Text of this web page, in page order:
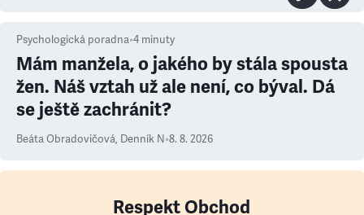
Psychologická poradna•4 minuty
Mám manžela, o jakého by stála spousta
žen. Náš vztah už ale není, co býval. Dá
se ještě zachránit?
Beáta Obradovičová, Denník N•8. 8. 2026
Respekt Obchod